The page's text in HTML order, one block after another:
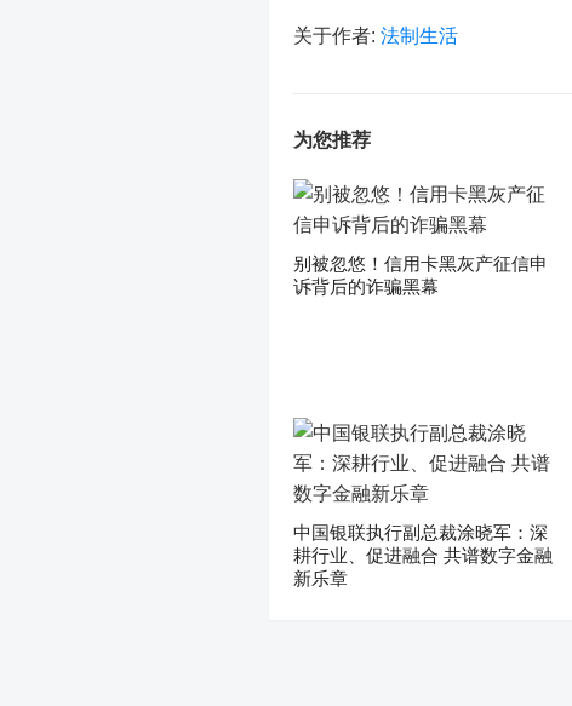
关于作者: 法制生活
为您推荐
别被忽悠！信用卡黑灰产征信申
诉背后的诈骗黑幕
中国银联执行副总裁涂晓军：深
耕行业、促进融合 共谱数字金融
新乐章